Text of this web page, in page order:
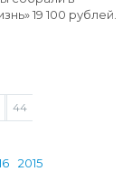
19 100 рублей.
44
2015